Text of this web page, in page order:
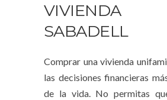
SABADELL
Comprar una vivienda
las decisiones financieras
de la vida. No permitas